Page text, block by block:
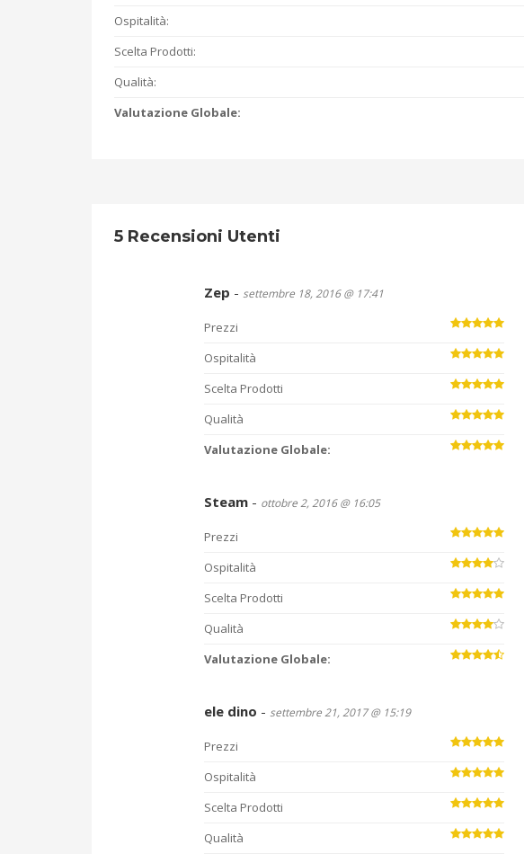
Ospitalità:
Scelta Prodotti:
Qualità:
Valutazione Globale:
5 Recensioni Utenti
Zep - settembre 18, 2016 @ 17:41
Prezzi
Ospitalità
Scelta Prodotti
Qualità
Valutazione Globale:
Steam - ottobre 2, 2016 @ 16:05
Prezzi
Ospitalità
Scelta Prodotti
Qualità
Valutazione Globale:
ele dino - settembre 21, 2017 @ 15:19
Prezzi
Ospitalità
Scelta Prodotti
Qualità